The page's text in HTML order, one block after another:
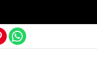
móvil